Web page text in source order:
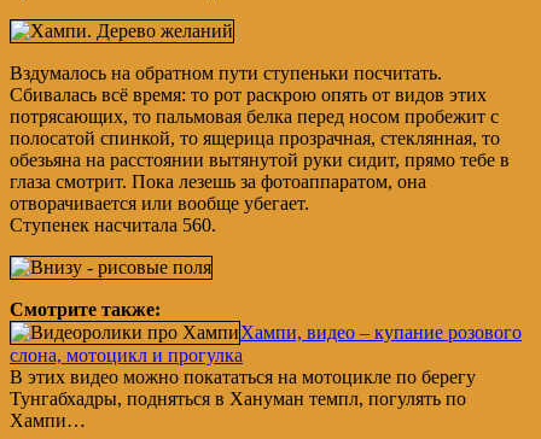
Вздумалось на обратном пути ступеньки посчитать.
Сбивалась всё время: то рот раскрою опять от видов этих
потрясающих, то пальмовая белка перед носом пробежит с
полосатой спинкой, то ящерица прозрачная, стеклянная, то
обезьяна на расстоянии вытянутой руки сидит, прямо тебе в
глаза смотрит. Пока лезешь за фотоаппаратом, она
отворачивается или вообще убегает.
Ступенек насчитала 560.
Смотрите также:
Хампи, видео – купание розового
слона, мотоцикл и прогулка
В этих видео можно покататься на мотоцикле по берегу
Тунгабхадры, подняться в Хануман темпл, погулять по
Хампи…